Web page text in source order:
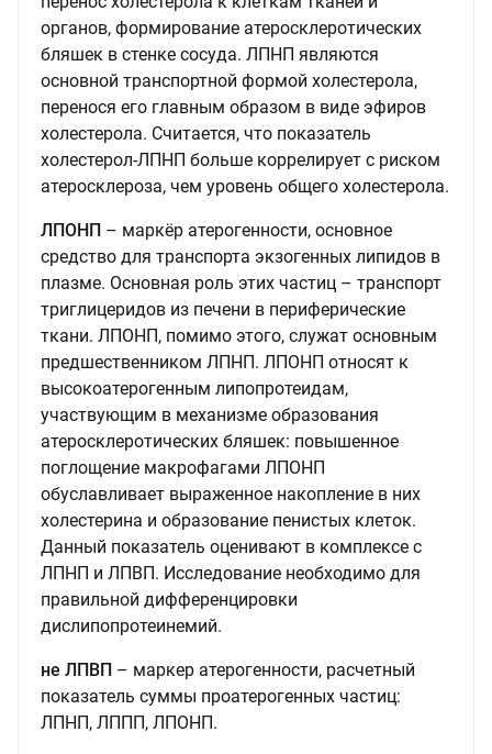
органов, формирование атеросклеротических
бляшек в стенке сосуда. ЛПНП являются
основной транспортной формой холестерола,
перенося его главным образом в виде эфиров
холестерола. Считается, что показатель
холестерол-ЛПНП больше коррелирует с риском
атеросклероза, чем уровень общего холестерола.
ЛПОНП – маркёр атерогенности, основное
средство для транспорта экзогенных липидов в
плазме. Основная роль этих частиц – транспорт
триглицеридов из печени в периферические
ткани. ЛПОНП, помимо этого, служат основным
предшественником ЛПНП. ЛПОНП относят к
высокоатерогенным липопротеидам,
участвующим в механизме образования
атеросклеротических бляшек: повышенное
поглощение макрофагами ЛПОНП
обуславливает выраженное накопление в них
холестерина и образование пенистых клеток.
Данный показатель оценивают в комплексе с
ЛПНП и ЛПВП. Исследование необходимо для
правильной дифференцировки
дислипопротеинемий.
не ЛПВП – маркер атерогенности, расчетный
показатель суммы проатерогенных частиц:
ЛПНП, ЛППП, ЛПОНП.